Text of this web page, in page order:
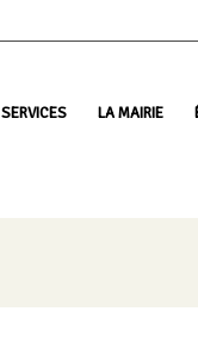
SERVICES LA MAIRIE